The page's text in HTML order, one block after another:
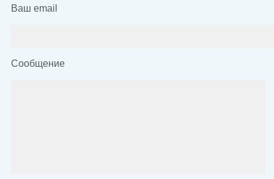
Ваш email
Сообщение